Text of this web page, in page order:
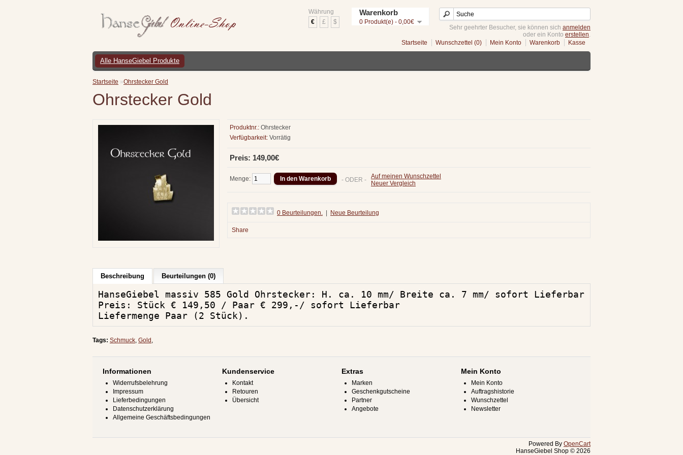
Währung
€
£ $
Warenkorb
0 Produkt(e) - 0,00€
Sehr geehrter Besucher, sie können sich anmelden
oder ein Konto erstellen.
Startseite
Wunschzettel (0) Mein Konto Warenkorb Kasse
Alle HanseGiebel Produkte
Startseite »Ohrstecker Gold
Ohrstecker Gold
Produktnr.: Ohrstecker
Verfügbarkeit: Vorrätig
Preis: 149,00€
Menge: - ODER - Auf meinen Wunschzettel
Neuer Vergleich
0 Beurteilungen. Neue Beurteilung
Share
Beschreibung Beurteilungen (0)
HanseGiebel massiv 585 Gold Ohrstecker: H. ca. 10 mm/ Breite ca. 7 mm/ sofort Lieferbar
Preis: Stück € 149,50 / Paar € 299,-/ sofort Lieferbar
Liefermenge Paar (2 Stück).
Tags: Schmuck, Gold ,
Informationen
Widerrufsbelehrung
Impressum
Lieferbedingungen
Datenschutzerklärung
Allgemeine Geschäftsbedingungen
Kundenservice
Kontakt
Retouren
Übersicht
Extras
Marken
Geschenkgutscheine
Partner
Angebote
Mein Konto
Mein Konto
Auftragshistorie
Wunschzettel
Newsletter
Powered By OpenCart
HanseGiebel Shop © 2026